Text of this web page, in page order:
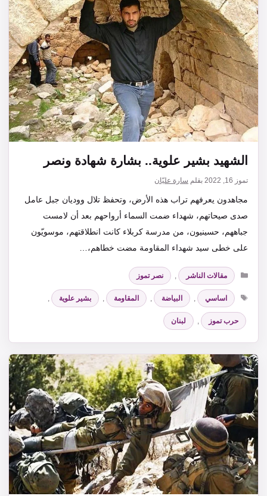
الشهيد بشير علوية.. بشارة شهادة ونصر
تموز 16, 2022 بقلم سارة عليّان
مجاهدون يعرفهم تراب هذه الأرض، وتحفظ تلال ووديان جبل عامل
صدى صيحاتهم، شهداء ضمت السماء أرواحهم بعد أن لامست
جباههم، حسينيون، من مدرسة كربلاء كانت انطلاقتهم، موسويّون
على خطى سيد شهداء المقاومة مضت خطاهم،…
التصنيفات
مقالات الناشر
نصر تموز
الوسوم
اساسي البياضة المقاومة بشير علوية
حرب تموز لبنان